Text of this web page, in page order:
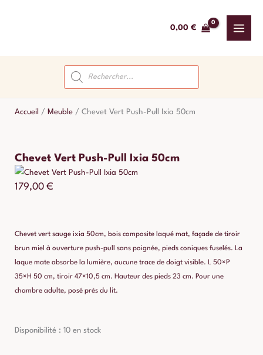
0,00 €
Recherche
de
produits
Accueil / Meuble / Chevet Vert Push-Pull Ixia 50cm
Chevet Vert Push-Pull Ixia 50cm
179,00 €
Chevet vert sauge ixia 50cm, bois composite laqué mat, façade de tiroir
brun miel à ouverture push-pull sans poignée, pieds coniques fuselés. La
laque mate absorbe la lumière, aucune trace de doigt visible. L 50×P
35×H 50 cm, tiroir 47×10,5 cm. Hauteur des pieds 23 cm. Pour une
chambre adulte, posé près du lit.
Disponibilité : 10 en stock
quantité